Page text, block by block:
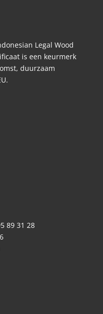
Legal Wood
is een keurmerk
duurzaam
89 31 28